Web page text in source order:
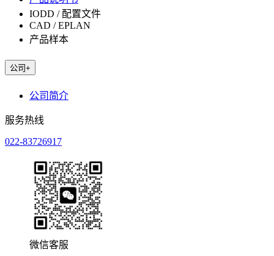
IODD / 配置文件
CAD / EPLAN
产品样本
公司 +
公司简介
服务热线
022-83726917
微信客服